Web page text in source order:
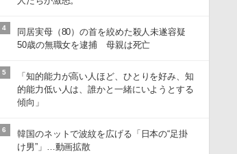
4
同居実母（80）の首を絞めた殺人未遂容疑
50歳の無職女を逮捕 母親は死亡
5
「知的能力が高い人ほど、ひとりを好み、知
的能力低い人は、誰かと一緒にいようとする
傾向」
6
韓国のネットで波紋を広げる「日本の“足掛
け男”」…動画拡散